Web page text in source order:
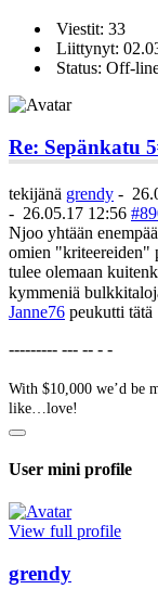
Viestit: 33
Liittynyt:
Status: Off-
Re: Sepänkatu 5
tekijänä grendy -
- 26.05.17 12:56
Njoo yhtään
omien "kriteereiden"
tulee olemaan
kymmeniä
Janne76 peukutti tätä
--------- --- -- - -
With $10,000 we’d be
like…love!
User mini profile
View full profile
grendy